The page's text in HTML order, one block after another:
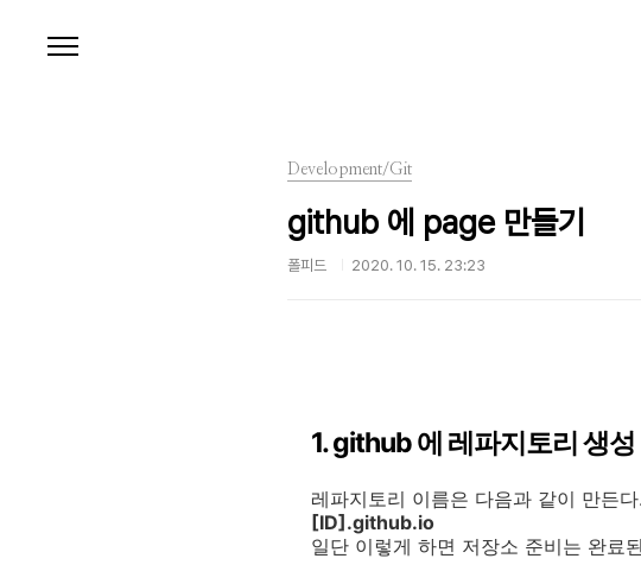
Development/Git
github 에 page 만들기
폴피드 2020. 10. 15. 23:23
1. github 에 레파지토리 생성
레파지토리 이름은 다음과 같이 만든다.
[ID].github.io
일단 이렇게 하면 저장소 준비는 완료